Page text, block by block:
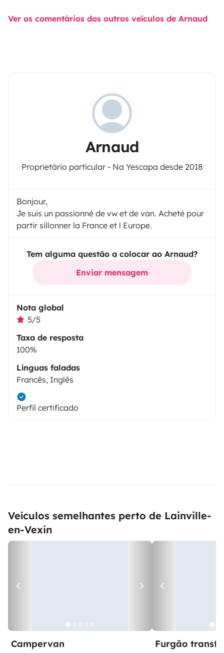
Ver os comentários dos outros veículos de Arnaud
Arnaud
Proprietário particular - Na Yescapa desde 2018
Bonjour,
Je suis un passionné de vw et de van. Acheté pour
partir sillonner la France et l Europe.
Tem alguma questão a colocar ao Arnaud?
Enviar mensagem
Nota global
5/5
Taxa de resposta
100%
Línguas faladas
Francês, Inglês
Perfil certificado
Veículos semelhantes perto de Lainville-
en-Vexin
Campervan Furgão